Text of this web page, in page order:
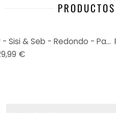
Fotomural Muelle sobre el mar - Sisi & Seb - Redondo - Papel pintado autoadhesivo/no tejido
€